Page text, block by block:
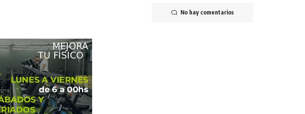
No hay comentarios